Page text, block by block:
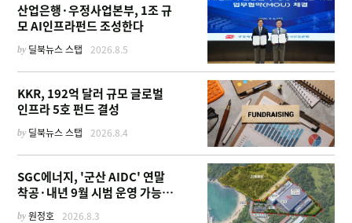
산업은행·우정사업본부, 1조 규
모 AI인프라펀드 조성한다
by 딜북뉴스 스탭 2026.8.5
KKR, 192억 달러 규모 글로벌
인프라 5호 펀드 결성
by 딜북뉴스 스탭 2026.8.4
SGC에너지, '군산 AIDC' 연말
착공·내년 9월 시범 운영 가능한
이유
by원정호 2026.8.3